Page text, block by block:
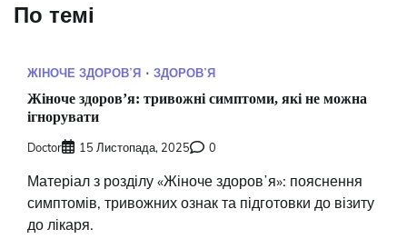
По темі
ЖІНОЧЕ ЗДОРОВʼЯ ЗДОРОВʼЯ
Жіноче здоровʼя: тривожні симптоми, які не можна
ігнорувати
Doctor 15 Листопада, 2025 0
Матеріал з розділу «Жіноче здоровʼя»: пояснення
симптомів, тривожних ознак та підготовки до візиту
до лікаря.